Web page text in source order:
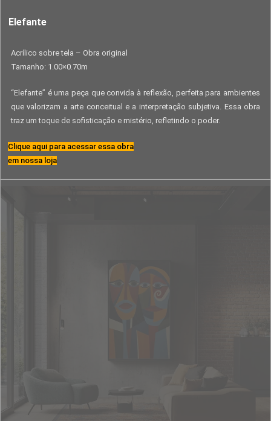
Elefante
Acrílico sobre tela – Obra original
Tamanho: 1.00×0.70m
“Elefante” é uma peça que convida à reflexão, perfeita para ambientes
que valorizam a arte conceitual e a interpretação subjetiva. Essa obra
traz um toque de sofisticação e mistério, refletindo o poder.
Clique aqui para acessar essa obra
em nossa loja